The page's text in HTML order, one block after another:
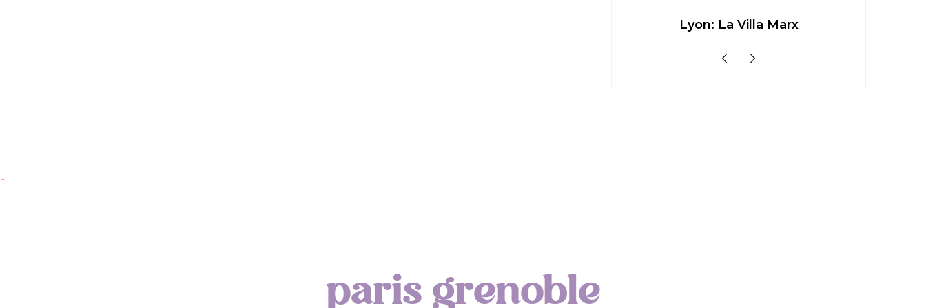
Lyon: La Villa Marx
…
paris grenoble